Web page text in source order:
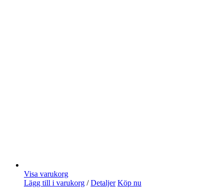
Visa varukorg
Lägg till i varukorg / Detaljer Köp nu